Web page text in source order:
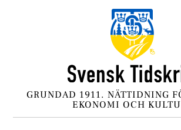
GRUNDAD 1911. NÄTTIDNING
EKONOMI OCH